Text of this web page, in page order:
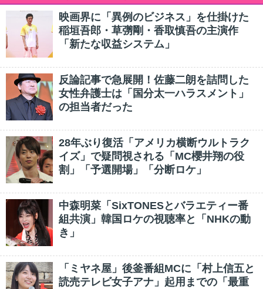
映画界に「異例のビジネス」を仕掛けた
稲垣吾郎・草彅剛・香取慎吾の主演作
「新たな収益システム」
反論記事で急展開！佐藤二朗を詰問した
女性弁護士は「国分太一ハラスメント」
の担当者だった
28年ぶり復活「アメリカ横断ウルトラク
イズ」で疑問視される「MC櫻井翔の役
割」「予選開場」「分断ロケ」
中森明菜「SixTONESとバラエティー番
組共演」韓国ロケの視聴率と「NHKの動
き」
「ミヤネ屋」後釜番組MCに「村上信五と
読売テレビ女子アナ」起用までの「最重